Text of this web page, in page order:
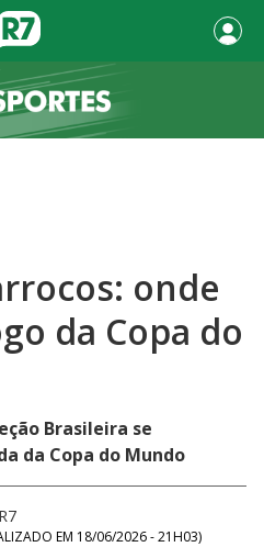
onde
da Copa do
Brasileira se
da Copa do Mundo
EM 18/06/2026 - 21H03)